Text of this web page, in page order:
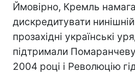
Ймовірно, Кремль
дискредитувати
прозахідні українські
підтримали
2004 році і Революцію